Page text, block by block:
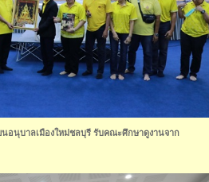
นอนุบาลเมืองใหม่ชลบุรี รับคณะศึกษาดูงานจาก